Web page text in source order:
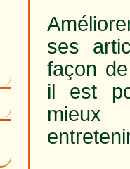
ses
façon
il est
mieux